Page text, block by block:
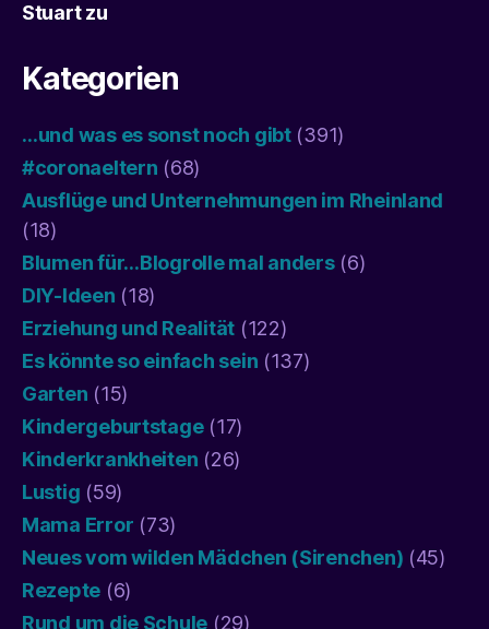
Stuartzu
Kategorien
…und was es sonst noch gibt(391)
#coronaeltern (68)
Ausflüge und Unternehmungen im Rheinland
(18)
Blumen für…Blogrolle mal anders(6)
DIY-Ideen (18)
Erziehung und Realität (122)
Es könnte so einfach sein (137)
Garten (15)
Kindergeburtstage(17)
Kinderkrankheiten (26)
Lustig (59)
Mama Error (73)
Neues vom wilden Mädchen (Sirenchen) (45)
Rezepte (6)
Rund um die Schule (29)